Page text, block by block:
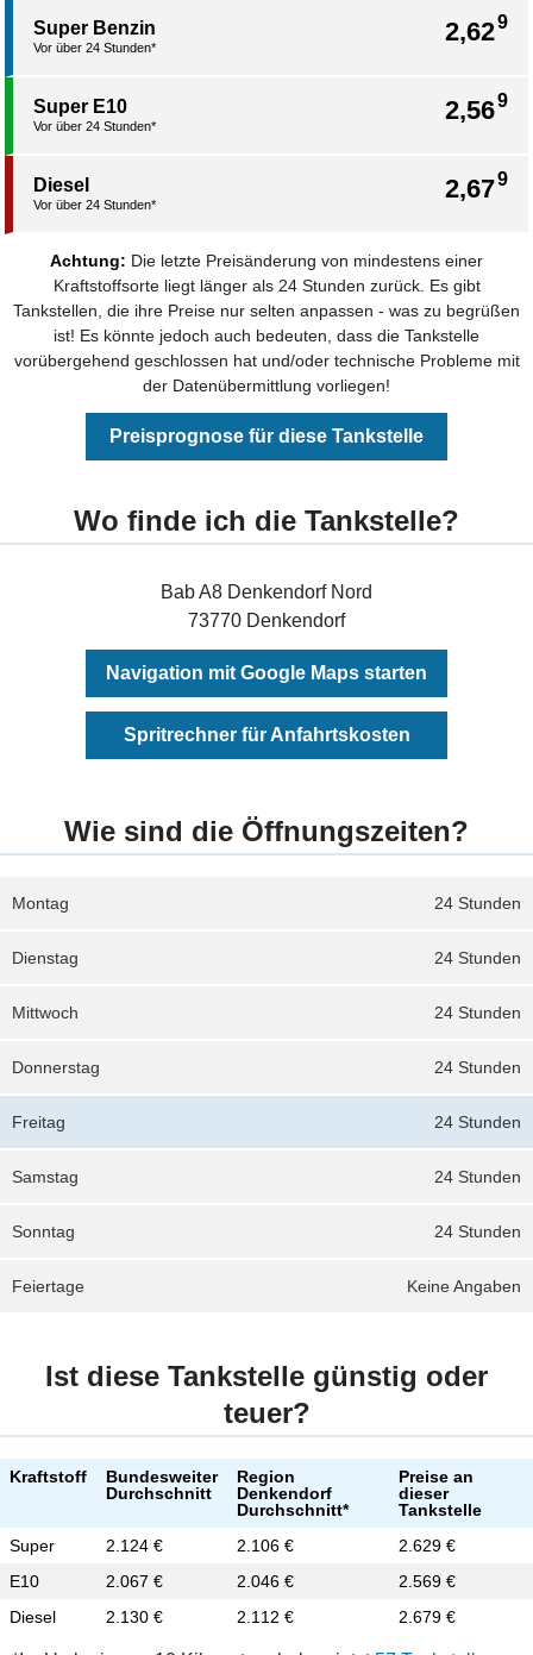
2,629
Super Benzin
Vor über 24 Stunden*
2,569
Super E10
Vor über 24 Stunden*
2,679
Diesel
Vor über 24 Stunden*
Achtung: Die letzte Preisänderung von mindestens einer
Kraftstoffsorte liegt länger als 24 Stunden zurück. Es gibt
Tankstellen, die ihre Preise nur selten anpassen - was zu begrüßen
ist! Es könnte jedoch auch bedeuten, dass die Tankstelle
vorübergehend geschlossen hat und/oder technische Probleme mit
der Datenübermittlung vorliegen!
Preisprognose für diese Tankstelle
Wo finde ich die Tankstelle?
Bab A8 Denkendorf Nord
73770 Denkendorf
Navigation mit Google Maps starten
Spritrechner für Anfahrtskosten
Wie sind die Öffnungszeiten?
24 Stunden
Montag
24 Stunden
Dienstag
24 Stunden
Mittwoch
24 Stunden
Donnerstag
24 Stunden
Freitag
24 Stunden
Samstag
24 Stunden
Sonntag
Keine Angaben
Feiertage
Ist diese Tankstelle günstig oder
teuer?
Kraftstoff
Bundesweiter
Durchschnitt
Region
Denkendorf
Durchschnitt*
Preise an
dieser
Tankstelle
Super
2.124 € 2.106 €
2.629 €
E10
2.067 € 2.046 €
2.569 €
Diesel
2.130 € 2.112 € 2.679 €